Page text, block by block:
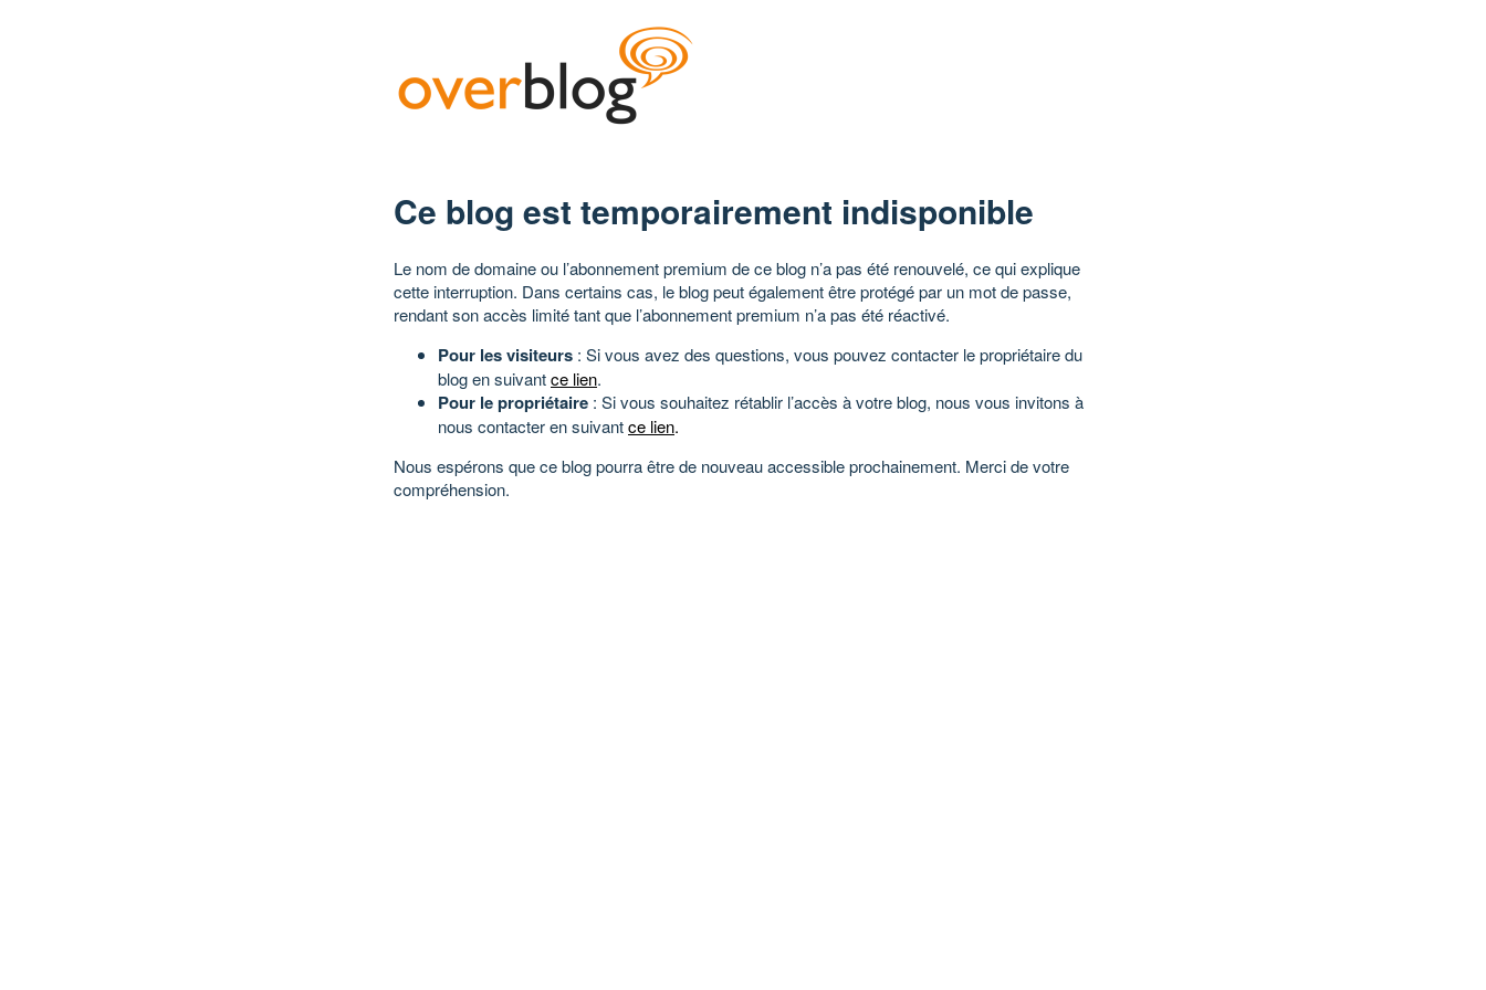
Ce blog est temporairement indisponible
Le nom de domaine ou l’abonnement premium de ce blog n’a pas été renouvelé, ce qui explique
cette interruption. Dans certains cas, le blog peut également être protégé par un mot de passe,
rendant son accès limité tant que l’abonnement premium n’a pas été réactivé.
Pour les visiteurs : Si vous avez des questions, vous pouvez contacter le propriétaire du
blog en suivantce lien.
Pour le propriétaire : Si vous souhaitez rétablir l’accès à votre blog, nous vous invitons à
nous contacter en suivantce lien.
Nous espérons que ce blog pourra être de nouveau accessible prochainement. Merci de votre
compréhension.